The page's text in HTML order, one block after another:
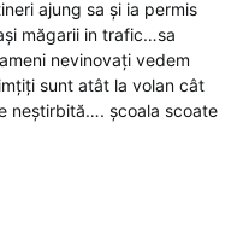
ajung sa și ia permis
măgarii in trafic…sa
nevinovați vedem
sunt atât la volan cât
neștirbită…. școala scoate